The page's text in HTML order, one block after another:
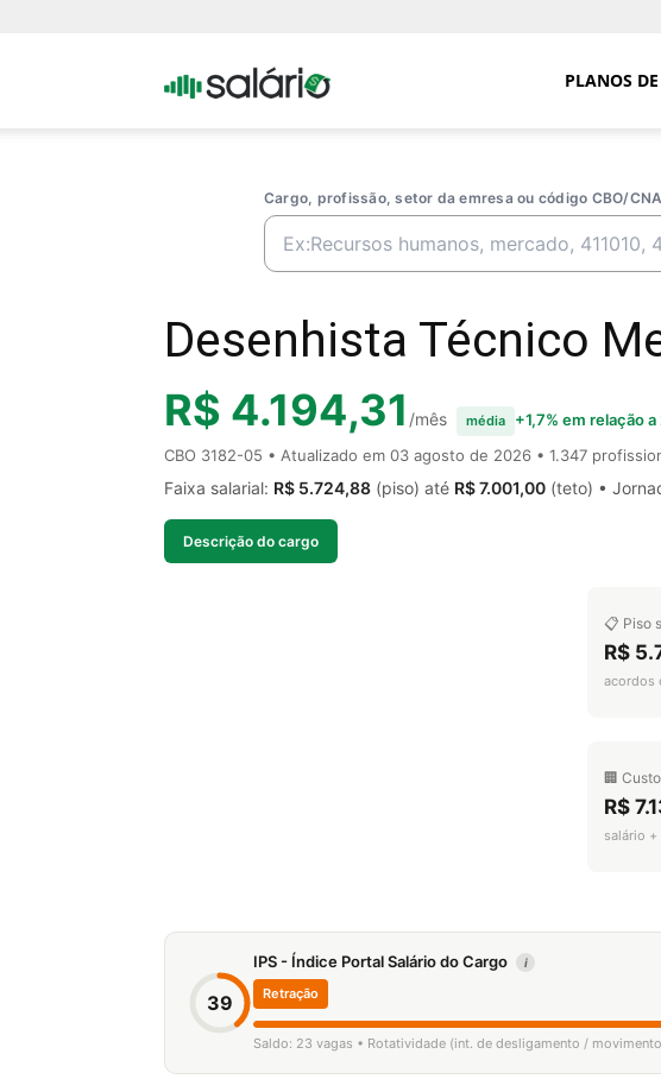
Portal PLANOS
Cargo, profissão, setor da emresa ou código CBO/
Desenhista Técnico
R$ 4.194,31 /mês média
+1,7% em relação
CBO 3182-05 • Atualizado em 03 agosto de 2026 • 1.347
Faixa salarial: R$ 5.724,88 (piso) até R$ 7.001,00 (teto) •
Descrição do cargo
📋 Piso
R$
acordos
🏢
R$
salário +
39
IPS - Índice Portal Salário do Cargo i
Retração
Saldo: 23 vagas • Rotatividade (int. de desligamento /